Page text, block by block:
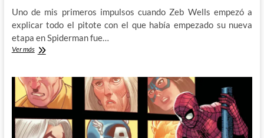
Uno de mis primeros impulsos cuando Zeb Wells empezó a
explicar todo el pitote con el que había empezado su nueva
etapa en Spiderman fue…
Ver másEl
Man
de
Zeb
y
su